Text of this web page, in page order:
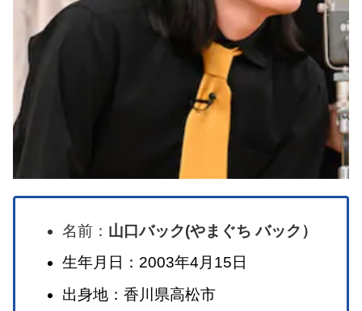
名前： 山口バック(やまぐち バック）
生年月日：2003年4月15日
出身地：香川県高松市